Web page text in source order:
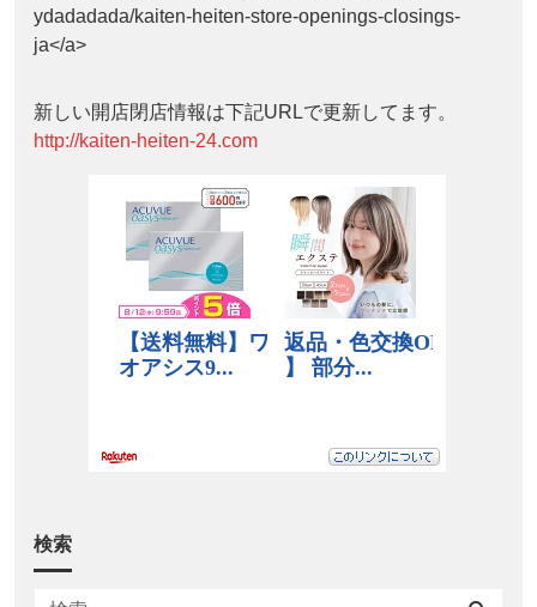
ydadadada/kaiten-heiten-store-openings-closings-
ja</a>
新しい開店閉店情報は下記URLで更新してます。
http://kaiten-heiten-24.com
検索